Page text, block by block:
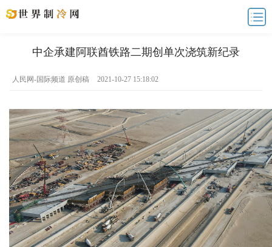
中企承建阿联酋铁路二期创单次浇筑新纪录
人民网-国际频道 原创稿 2021-10-27 15:18:02